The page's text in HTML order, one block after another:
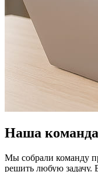
Наша
Мы собрали команду
решить любую задачу.